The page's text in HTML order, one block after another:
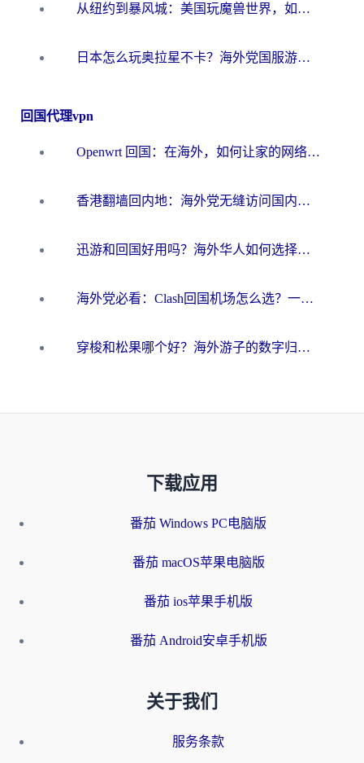
从纽约到暴风城：美国玩魔兽世界，如何找到你的最佳网络航线
日本怎么玩奥拉星不卡？海外党国服游戏加速器选择全攻略
回国代理vpn
Openwrt 回国：在海外，如何让家的网络触手可及
香港翻墙回内地：海外党无缝访问国内资源的加速器选择全攻略
迅游和回国好用吗？海外华人如何选择靠谱的回国加速器
海外党必看：Clash回国机场怎么选？一篇搞定无缝访问国内资源的全攻略
穿梭和松果哪个好？海外游子的数字归乡路，到底该怎么选
下载应用
番茄 Windows PC电脑版
番茄 macOS苹果电脑版
番茄 ios苹果手机版
番茄 Android安卓手机版
关于我们
服务条款